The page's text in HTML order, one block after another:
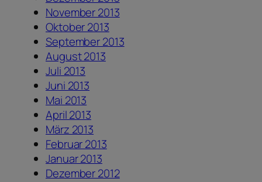
November 2013
Oktober 2013
September 2013
August 2013
Juli 2013
Juni 2013
Mai 2013
April 2013
März 2013
Februar 2013
Januar 2013
Dezember 2012